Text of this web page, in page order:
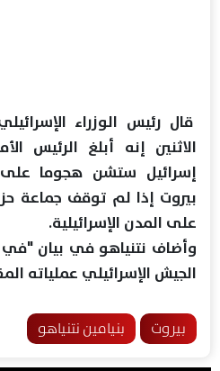
قال رئيس الوزراء
الاثنين إنه أبلغ ​الرئيس
⁠إسرائيل ستشن ​هجوما
بيروت إذا لم توقف جماعة ​حزب
على ‌المدن ⁠الإسرائيلية.
وأضاف نتنياهو في بيان
الجيش ​الإسرائيلي ⁠عملياته
بيروت بنيامين نتنياهو